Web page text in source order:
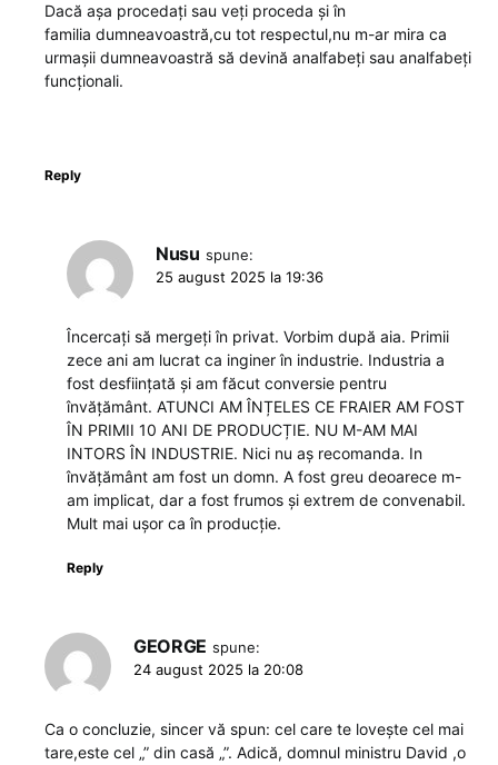
Dacă așa procedați sau veți proceda și în
familia dumneavoastră,cu tot respectul,nu m-ar mira ca
urmașii dumneavoastră să devină analfabeți sau analfabeți
funcționali.
Reply
Nusu spune:
25 august 2025 la 19:36
Încercați să mergeți în privat. Vorbim după aia. Primii
zece ani am lucrat ca inginer în industrie. Industria a
fost desființată și am făcut conversie pentru
învățământ. ATUNCI AM ÎNȚELES CE FRAIER AM FOST
ÎN PRIMII 10 ANI DE PRODUCȚIE. NU M-AM MAI
INTORS ÎN INDUSTRIE. Nici nu aș recomanda. In
învățământ am fost un domn. A fost greu deoarece m-
am implicat, dar a fost frumos și extrem de convenabil.
Mult mai ușor ca în producție.
Reply
GEORGE spune:
24 august 2025 la 20:08
Ca o concluzie, sincer vă spun: cel care te lovește cel mai
tare,este cel „” din casă „”. Adică, domnul ministru David ,o